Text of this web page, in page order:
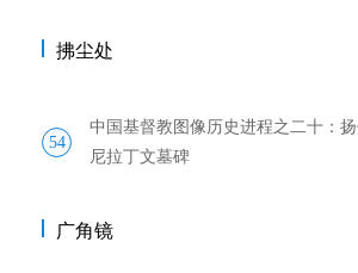
拂尘处
54
中国基督教图像历史进程之二十：
尼拉丁文墓碑
广角镜